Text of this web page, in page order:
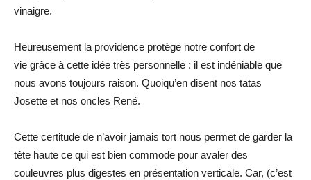
vinaigre.
Heureusement la providence protège notre confort de
vie grâce à cette idée très personnelle : il est indéniable que
nous avons toujours raison. Quoiqu’en disent nos tatas
Josette et nos oncles René.
Cette certitude de n’avoir jamais tort nous permet de garder la
tête haute ce qui est bien commode pour avaler des
couleuvres plus digestes en présentation verticale. Car, (c’est